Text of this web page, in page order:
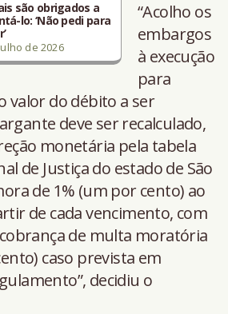
são obrigados a
lo: ‘Não pedi para
de 2026
“Acolho os
embargos
à execução
para
valor do débito a ser
deve ser recalculado,
monetária pela tabela
de Justiça do estado de São
de 1% (um por cento) ao
de cada vencimento, com
de multa moratória
caso prevista em
decidiu o